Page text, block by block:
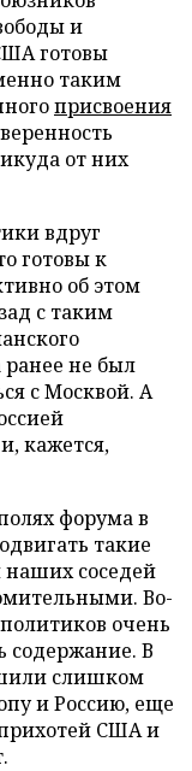
и
готовы
таким
присвоения
от них
вдруг
готовы к
об этом
с таким
ранее не был
с Москвой. А
кажется,
форума в
такие
наших соседей
Во-
очень
содержание. В
слишком
и Россию, еще
США и